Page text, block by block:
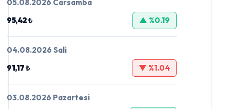
05.08.2026 Carsamba
95,42 ₺
▲ %0.19
04.08.2026 Sali
91,17 ₺
▼ %1.04
03.08.2026 Pazartesi